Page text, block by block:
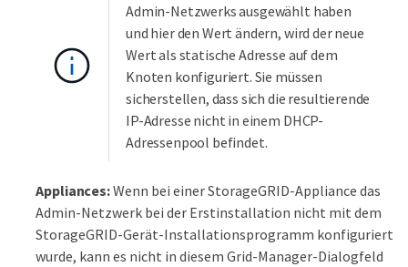
Admin-Netzwerks ausgewählt haben
und hier den Wert ändern, wird der neue
Wert als statische Adresse auf dem
Knoten konfiguriert. Sie müssen
sicherstellen, dass sich die resultierende
IP-Adresse nicht in einem DHCP-
Adressenpool befindet.
Appliances:Wenn bei einer StorageGRID-Appliance das
Admin-Netzwerk bei der Erstinstallation nicht mit dem
StorageGRID-Gerät-Installationsprogramm konfiguriert
wurde, kann es nicht in diesem Grid-Manager-Dialogfeld